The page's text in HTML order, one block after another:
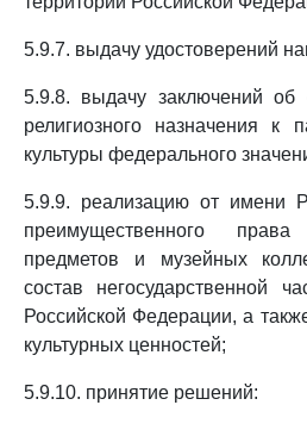
5.9.7. выдачу удостоверений
5.9.8. выдачу заключений об
религиозного назначения к
культуры федерального
5.9.9. реализацию от имени
преимущественного
предметов и музейных
состав негосударственной
Российской Федерации, а
культурных ценностей;
5.9.10. принятие решений: